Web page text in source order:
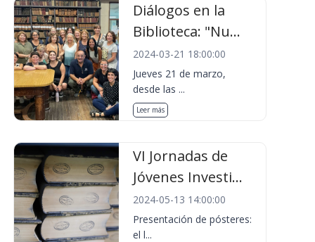
Diálogos en la
Biblioteca: "Nu...
2024-03-21 18:00:00
Jueves 21 de marzo,
desde las ...
Leer más
VI Jornadas de
Jóvenes Investi...
2024-05-13 14:00:00
Presentación de pósteres:
el l...